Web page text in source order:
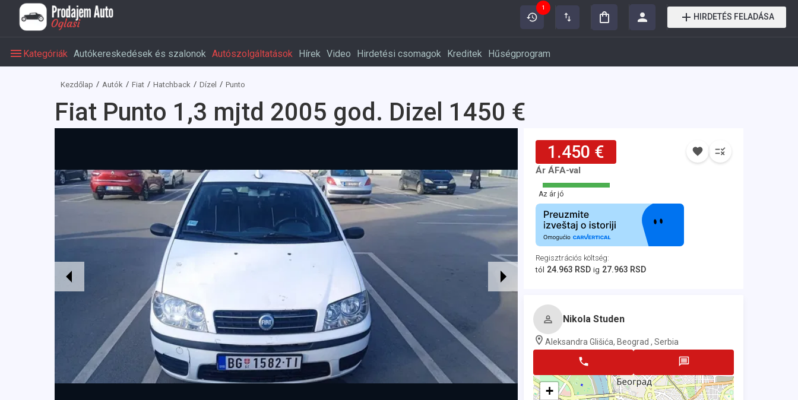
1
HIRDETÉS FELADÁSA
Kategóriák Autókereskedések és szalonok Autószolgáltatások Hírek Video Hirdetési csomagok Kreditek Hűségprogram
Kezdőlap Autók Fiat Hatchback Dízel Punto
Fiat Punto 1,3 mjtd 2005 god. Dizel 1450 €
1.450 €
Ár ÁFA-val
Az ár jó
Regisztrációs költség:
tól 24.963 RSD ig 27.963 RSD
Nikola Studen
Aleksandra Glišića, Beograd , Serbia
+